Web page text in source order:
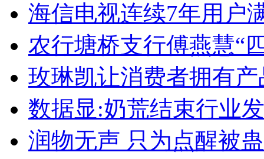
海信电视连续7年用户
农行塘桥支行傅燕慧“
玫琳凯让消费者拥有产
数据显:奶荒结束行业
润物无声 只为点醒被